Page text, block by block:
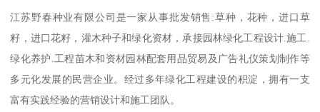
江苏野春种业有限公司是一家从事批发销售:草种，花种，进口草
籽，进口花籽，灌木种子和绿化资材，承接园林绿化工程设计.施工.
绿化养护.工程苗木和资材园林配套用品贸易及广告礼仪策划制作等
多元化发展的民营企业。经过多年绿化工程建设的积淀，拥有一支
富有实践经验的营销设计和施工团队。